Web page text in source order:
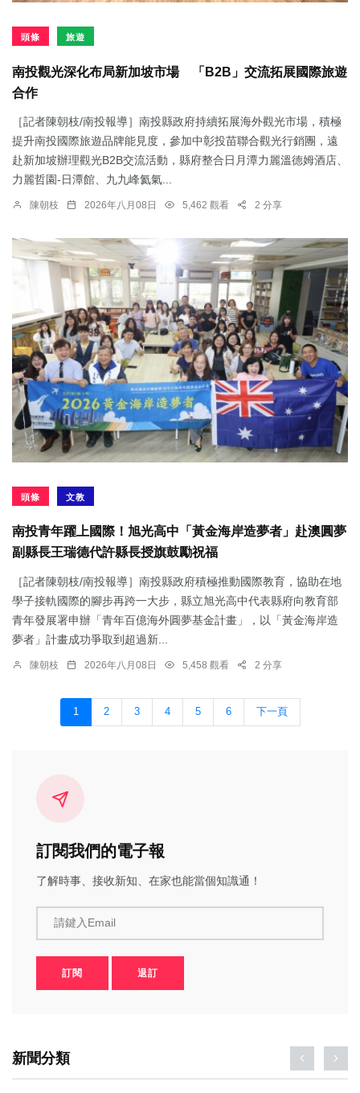
頭條 旅遊
南投觀光深化布局新加坡市場 「B2B」交流拓展國際旅遊
合作
［記者陳朝枝/南投報導］南投縣政府持續拓展海外觀光市場，積極
提升南投國際旅遊品牌能見度，參加中彰投苗聯合觀光行銷團，遠
赴新加坡辦理觀光B2B交流活動，縣府整合日月潭力麗溫德姆酒店、
力麗哲園-日潭館、九九峰氦氣...
陳朝枝 2026年八月08日 5,462 觀看 2 分享
頭條 文教
南投青年躍上國際！旭光高中「黃金海岸造夢者」赴澳圓夢
副縣長王瑞德代許縣長授旗鼓勵祝福
［記者陳朝枝/南投報導］南投縣政府積極推動國際教育，協助在地
學子接軌國際的腳步再跨一大步，縣立旭光高中代表縣府向教育部
青年發展署申辦「青年百億海外圓夢基金計畫」，以「黃金海岸造
夢者」計畫成功爭取到超過新...
陳朝枝 2026年八月08日 5,458 觀看 2 分享
1 2 3 4 5 6 下一頁
訂閱我們的電子報
了解時事、接收新知、在家也能當個知識通！
請鍵入Email
訂閱 退訂
新聞分類